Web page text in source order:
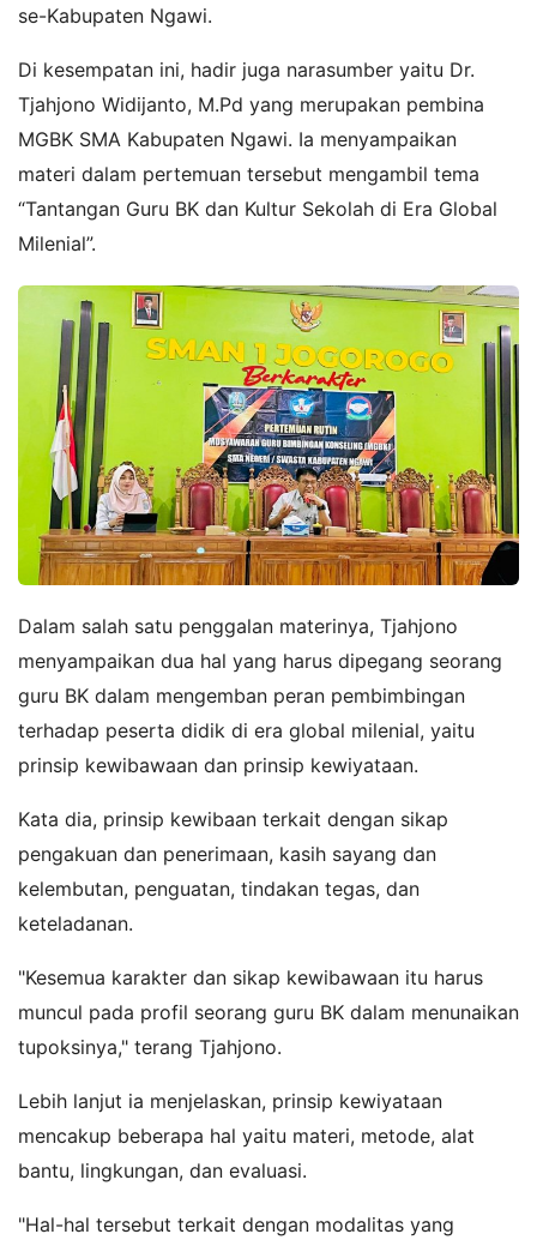
se-Kabupaten Ngawi.
Di kesempatan ini, hadir juga narasumber yaitu Dr.
Tjahjono Widijanto, M.Pd yang merupakan pembina
MGBK SMA Kabupaten Ngawi. Ia menyampaikan
materi dalam pertemuan tersebut mengambil tema
“Tantangan Guru BK dan Kultur Sekolah di Era Global
Milenial”.
Dalam salah satu penggalan materinya, Tjahjono
menyampaikan dua hal yang harus dipegang seorang
guru BK dalam mengemban peran pembimbingan
terhadap peserta didik di era global milenial, yaitu
prinsip kewibawaan dan prinsip kewiyataan.
Kata dia, prinsip kewibaan terkait dengan sikap
pengakuan dan penerimaan, kasih sayang dan
kelembutan, penguatan, tindakan tegas, dan
keteladanan.
"Kesemua karakter dan sikap kewibawaan itu harus
muncul pada profil seorang guru BK dalam menunaikan
tupoksinya," terang Tjahjono.
Lebih lanjut ia menjelaskan, prinsip kewiyataan
mencakup beberapa hal yaitu materi, metode, alat
bantu, lingkungan, dan evaluasi.
"Hal-hal tersebut terkait dengan modalitas yang